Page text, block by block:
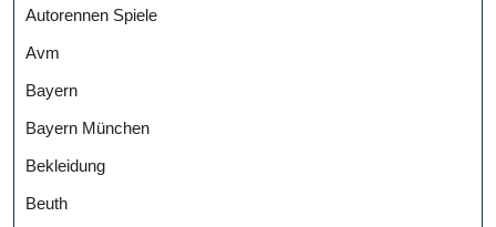
Autorennen Spiele
Avm
Bayern
Bayern München
Bekleidung
Beuth